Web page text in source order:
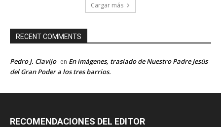
Cargar más
RECENT COMMENTS
Pedro J. Clavijo en En imágenes, traslado de Nuestro Padre Jesús
del Gran Poder a los tres barrios.
RECOMENDACIONES DEL EDITOR